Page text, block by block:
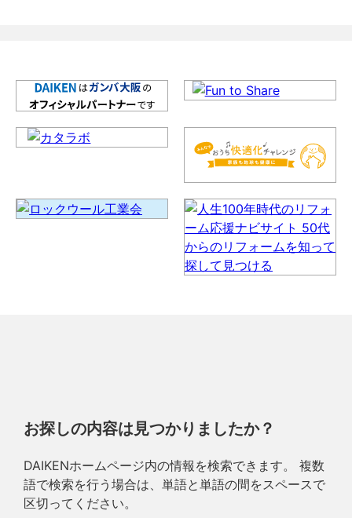
お探しの内容は見つかりましたか？
DAIKENホームページ内の情報を検索できます。 複数
語で検索を行う場合は、単語と単語の間をスペースで
区切ってください。